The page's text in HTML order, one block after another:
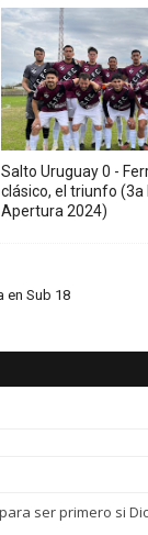
Salto Uruguay 0 -
clásico, el triunfo (3a
Apertura 2024)
en Sub 18
ser primero si